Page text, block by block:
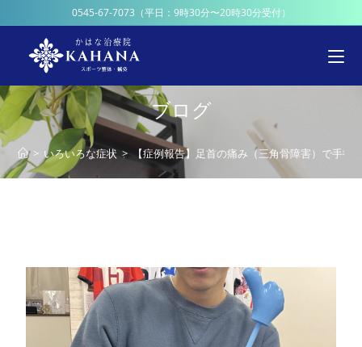
0545-67-7073 （平日：9時30分〜20時30分受付）
ブログ
> いろいろな症状 > 【症例報告】足首の痛み（三角骨障害）で手